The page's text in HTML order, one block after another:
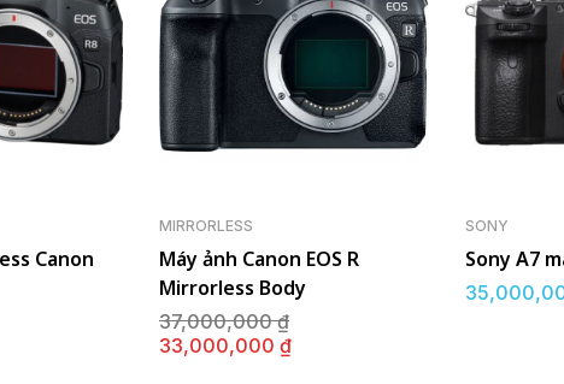
Canon
MIRRORLESS
Máy ảnh Canon EOS R
Mirrorless Body
37,000,000₫
33,000,000 ₫
SONY
Sony A7